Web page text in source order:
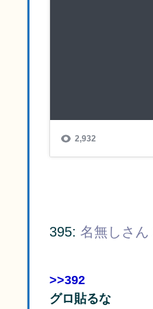
395: 名無しさん
>>392
グロ貼るな